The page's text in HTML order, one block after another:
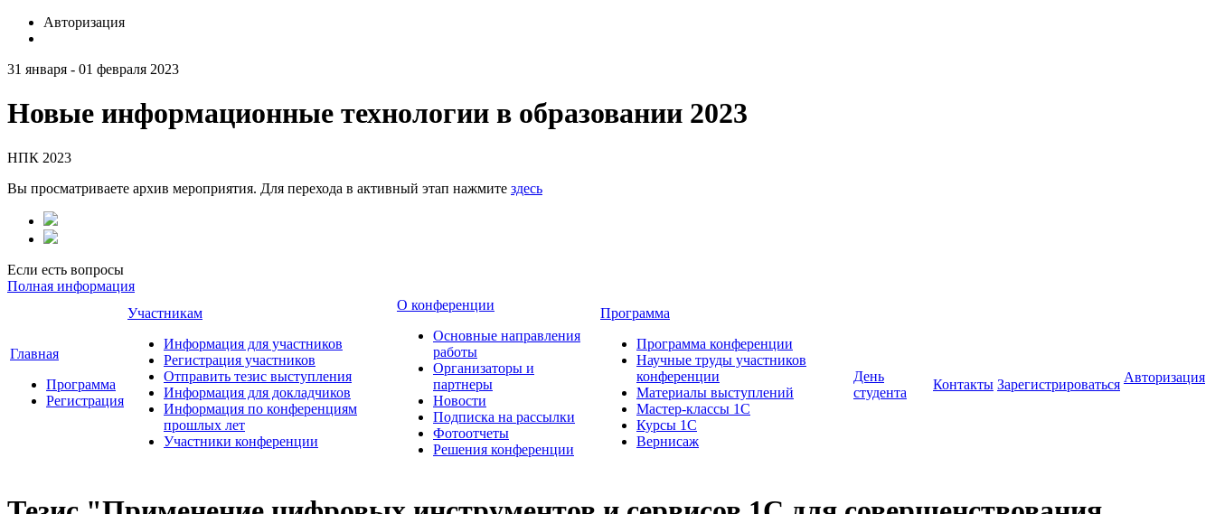
Авторизация
31 января - 01 февраля 2023
Новые информационные технологии в образовании 2023
НПК 2023
Вы просматриваете архив мероприятия. Для перехода в активный этап нажмите здесь
Если есть вопросы
Полная информация
Главная
Программа
Регистрация
Участникам
Информация для участников
Регистрация участников
Отправить тезис выступления
Информация для докладчиков
Информация по конференциям
прошлых лет
Участники конференции
О конференции
Основные направления
работы
Организаторы и
партнеры
Новости
Подписка на рассылки
Фотоотчеты
Решения конференции
Программа
Программа конференции
Научные труды участников
конференции
Материалы выступлений
Мастер-классы 1С
Курсы 1С
Вернисаж
День
студента
Контакты Зарегистрироваться Авторизация